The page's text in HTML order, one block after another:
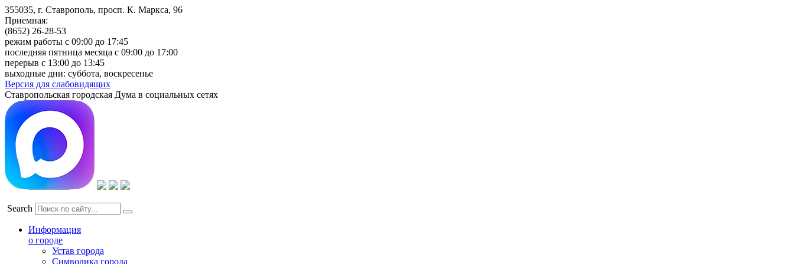
355035, г. Ставрополь, просп. К. Маркса, 96
Приемная:
(8652) 26-28-53
режим работы с 09:00 до 17:45
последняя пятница месяца с 09:00 до 17:00
перерыв с 13:00 до 13:45
выходные дни: суббота, воскресенье
Версия для слабовидящих
Ставропольская городская Дума в социальных сетях
Search
Информация
о городе
Устав города
Символика города